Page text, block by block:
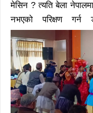
मेसिन ? त्यति बेला
नभएको परिक्षण